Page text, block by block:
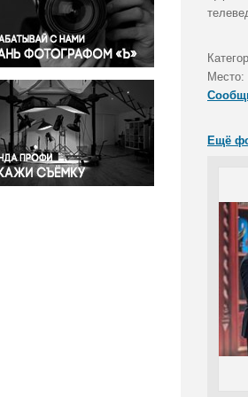
Правосудие
Происшествия и конфликты
Религия
Светская жизнь
Спорт
Экология
Экономика и бизнес
Место:
Ещё